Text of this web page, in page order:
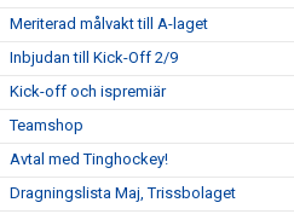
Meriterad målvakt till A-laget
Inbjudan till Kick-Off 2/9
Kick-off och ispremiär
Teamshop
Avtal med Tinghockey!
Dragningslista Maj, Trissbolaget